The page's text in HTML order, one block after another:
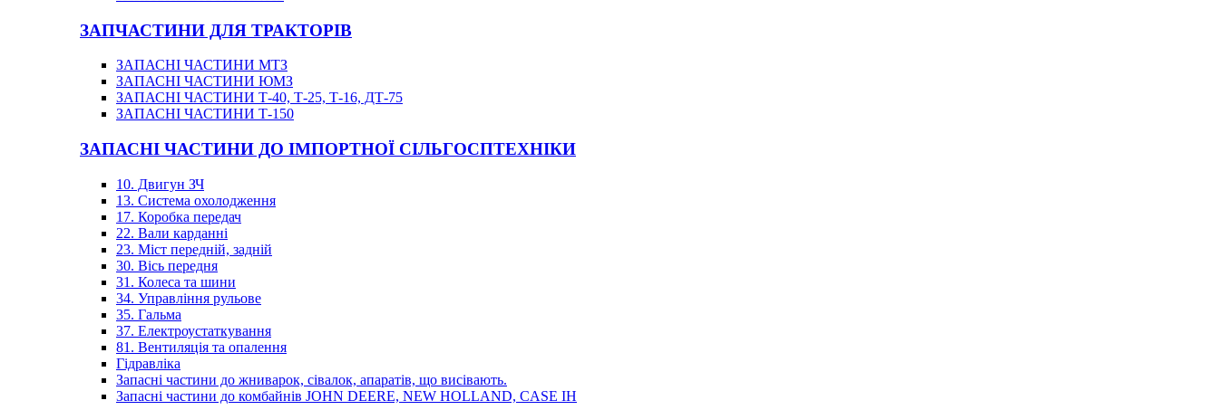
ЗАПЧАСТИНИ ДЛЯ ТРАКТОРІВ
ЗАПАСНІ ЧАСТИНИ МТЗ
ЗАПАСНІ ЧАСТИНИ ЮМЗ
ЗАПАСНІ ЧАСТИНИ Т-40, Т-25, Т-16, ДТ-75
ЗАПАСНІ ЧАСТИНИ Т-150
ЗАПАСНІ ЧАСТИНИ ДО ІМПОРТНОЇ СІЛЬГОСПТЕХНІКИ
10. Двигун ЗЧ
13. Система охолодження
17. Коробка передач
22. Вали карданні
23. Міст передній, задній
30. Вісь передня
31. Колеса та шини
34. Управління рульове
35. Гальма
37. Електроустаткування
81. Вентиляція та опалення
Гідравліка
Запасні частини до жниварок, сівалок, апаратів, що висівають.
Запасні частини до комбайнів JOHN DEERE, NEW HOLLAND, CASE IH